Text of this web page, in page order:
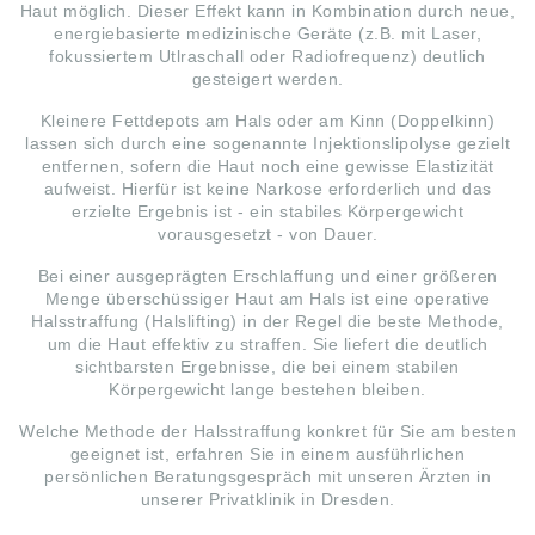
Haut möglich. Dieser Effekt kann in Kombination durch neue,
energiebasierte medizinische Geräte (z.B. mit Laser,
fokussiertem Utlraschall oder Radiofrequenz) deutlich
gesteigert werden.
Kleinere Fettdepots am Hals oder am Kinn (Doppelkinn)
lassen sich durch eine sogenannte Injektionslipolyse gezielt
entfernen, sofern die Haut noch eine gewisse Elastizität
aufweist. Hierfür ist keine Narkose erforderlich und das
erzielte Ergebnis ist - ein stabiles Körpergewicht
vorausgesetzt - von Dauer.
Bei einer ausgeprägten Erschlaffung und einer größeren
Menge überschüssiger Haut am Hals ist eine operative
Halsstraffung (Halslifting) in der Regel die beste Methode,
um die Haut effektiv zu straffen. Sie liefert die deutlich
sichtbarsten Ergebnisse, die bei einem stabilen
Körpergewicht lange bestehen bleiben.
Welche Methode der Halsstraffung konkret für Sie am besten
geeignet ist, erfahren Sie in einem ausführlichen
persönlichen Beratungsgespräch mit unseren Ärzten in
unserer Privatklinik in Dresden.